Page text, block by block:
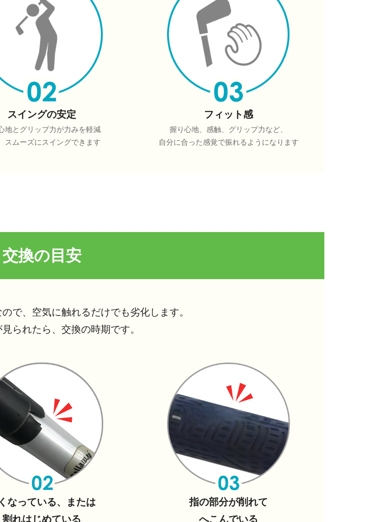
スイングの安定
地とグリップ力が力みを軽減
スムーズにスイングできます
フィット感
握り心地、感触、グリップ力など、
自分に合った感覚で振れるようになります
交換の目安
で、空気に触れるだけでも劣化します。
られたら、交換の時期です。
なっている、または
割れはじめている
指の部分が削れて
へこんでいる